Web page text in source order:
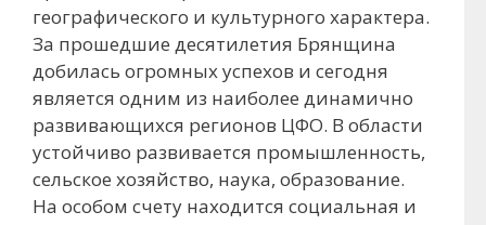
географического и культурного характера.
За прошедшие десятилетия Брянщина
добилась огромных успехов и сегодня
является одним из наиболее динамично
развивающихся регионов ЦФО. В области
устойчиво развивается промышленность,
сельское хозяйство, наука, образование.
На особом счету находится социальная и